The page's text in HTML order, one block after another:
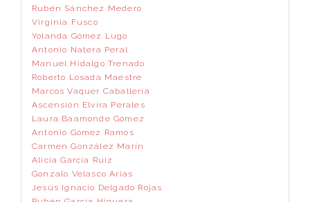
Rubén Sánchez Medero
Virginia Fusco
Yolanda Gómez Lugo
Antonio Natera Peral
Manuel Hidalgo Trenado
Roberto Losada Maestre
Marcos Vaquer Caballería
Ascensión Elvira Perales
Laura Baamonde Gómez
Antonio Gómez Ramos
Carmen González Marín
Alicia García Ruiz
Gonzalo Velasco Arias
Jesús Ignacio Delgado Rojas